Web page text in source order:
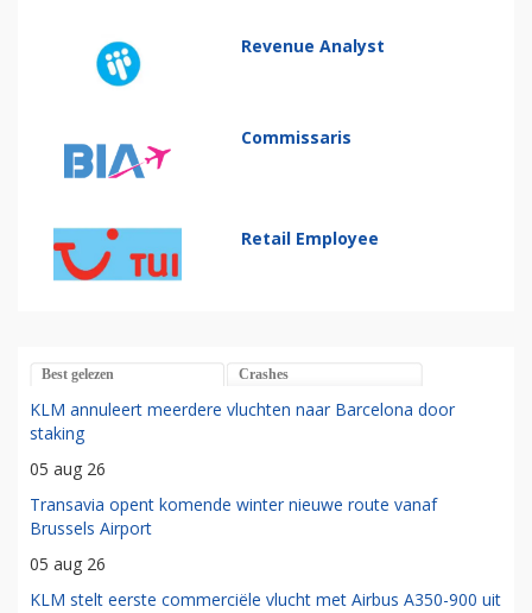
Revenue Analyst
Commissaris
Retail Employee
Best gelezen Crashes
KLM annuleert meerdere vluchten naar Barcelona door
staking
05 aug 26
Transavia opent komende winter nieuwe route vanaf
Brussels Airport
05 aug 26
KLM stelt eerste commerciële vlucht met Airbus A350-900 uit